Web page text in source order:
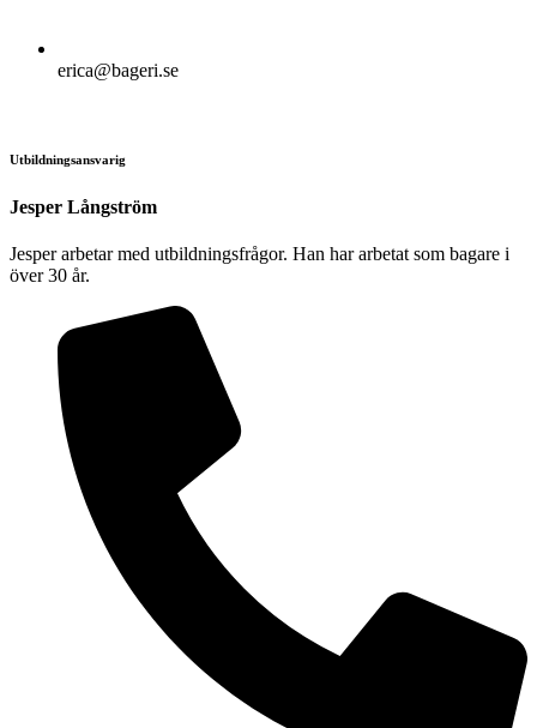
erica@bageri.se
Utbildningsansvarig
Jesper Långström
Jesper arbetar med utbildningsfrågor. Han har arbetat som bagare i
över 30 år.